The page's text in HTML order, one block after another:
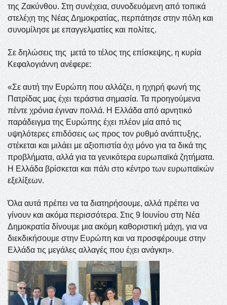
της Ζακύνθου. Στη συνέχεια, συνοδευόμενη από τοπικά
στελέχη της Νέας Δημοκρατίας, περπάτησε στην πόλη και
συνομίλησε με επαγγελματίες και πολίτες.
Σε δηλώσεις της μετά το τέλος της επίσκεψης, η κυρία
Κεφαλογιάννη ανέφερε:
«Σε αυτή την Ευρώπη που αλλάζει, η ηχηρή φωνή της
Πατρίδας μας έχει τεράστια σημασία. Τα προηγούμενα
πέντε χρόνια έγιναν πολλά. Η Ελλάδα από αρνητικό
παράδειγμα της Ευρώπης έχει πλέον μία από τις
υψηλότερες επιδόσεις ως προς τον ρυθμό ανάπτυξης,
στέκεται και μιλάει με αξιοπιστία όχι μόνο για τα δικά της
προβλήματα, αλλά για τα γενικότερα ευρωπαϊκά ζητήματα.
Η Ελλάδα βρίσκεται και πάλι στο κέντρο των ευρωπαϊκών
εξελίξεων.
Όλα αυτά πρέπει να τα διατηρήσουμε, αλλά πρέπει να
γίνουν και ακόμα περισσότερα. Στις 9 Ιουνίου στη Νέα
Δημοκρατία δίνουμε μια ακόμη καθοριστική μάχη, για να
διεκδικήσουμε στην Ευρώπη και να προσφέρουμε στην
Ελλάδα τις μεγάλες αλλαγές που έχει ανάγκη».